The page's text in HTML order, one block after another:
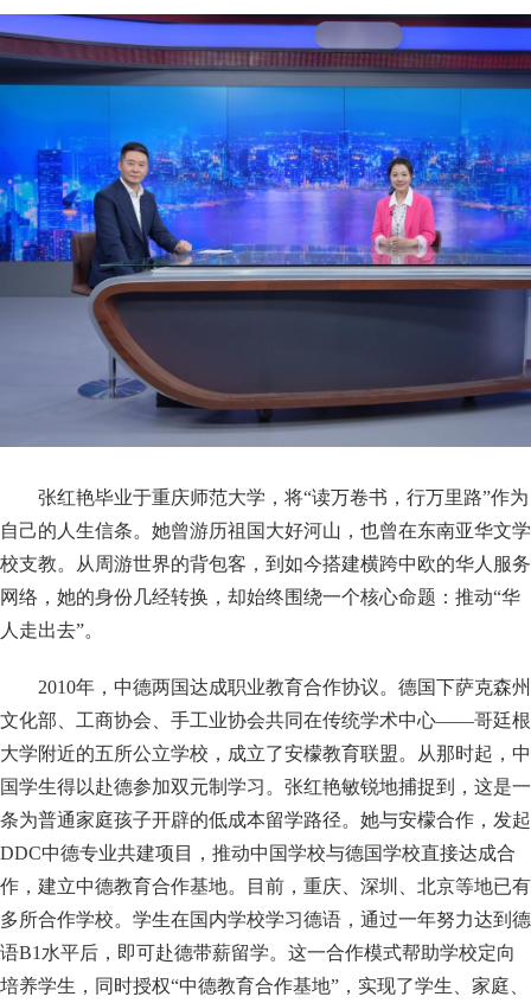
张红艳毕业于重庆师范大学，将“读万卷书，行万里路”作为
自己的人生信条。她曾游历祖国大好河山，也曾在东南亚华文学
校支教。从周游世界的背包客，到如今搭建横跨中欧的华人服务
网络，她的身份几经转换，却始终围绕一个核心命题：推动“华
人走出去”。
2010年，中德两国达成职业教育合作协议。德国下萨克森州
文化部、工商协会、手工业协会共同在传统学术中心——哥廷根
大学附近的五所公立学校，成立了安檬教育联盟。从那时起，中
国学生得以赴德参加双元制学习。张红艳敏锐地捕捉到，这是一
条为普通家庭孩子开辟的低成本留学路径。她与安檬合作，发起
DDC中德专业共建项目，推动中国学校与德国学校直接达成合
作，建立中德教育合作基地。目前，重庆、深圳、北京等地已有
多所合作学校。学生在国内学校学习德语，通过一年努力达到德
语B1水平后，即可赴德带薪留学。这一合作模式帮助学校定向
培养学生，同时授权“中德教育合作基地”，实现了学生、家庭、